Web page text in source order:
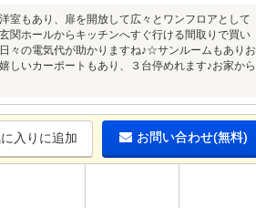
室もあり、扉を開放して広々とワンフロアとして
ホールからキッチンへすぐ行ける間取りで買い
々の電気代が助かりますね♪☆サンルームもありお
いカーポートもあり、３台停めれます♪お家から
入りに追加 お問い合わせ(無料)